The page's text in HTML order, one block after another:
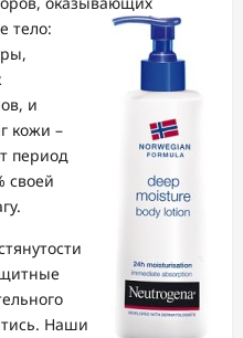
тело:
и
кожи –
период
своей
Наши